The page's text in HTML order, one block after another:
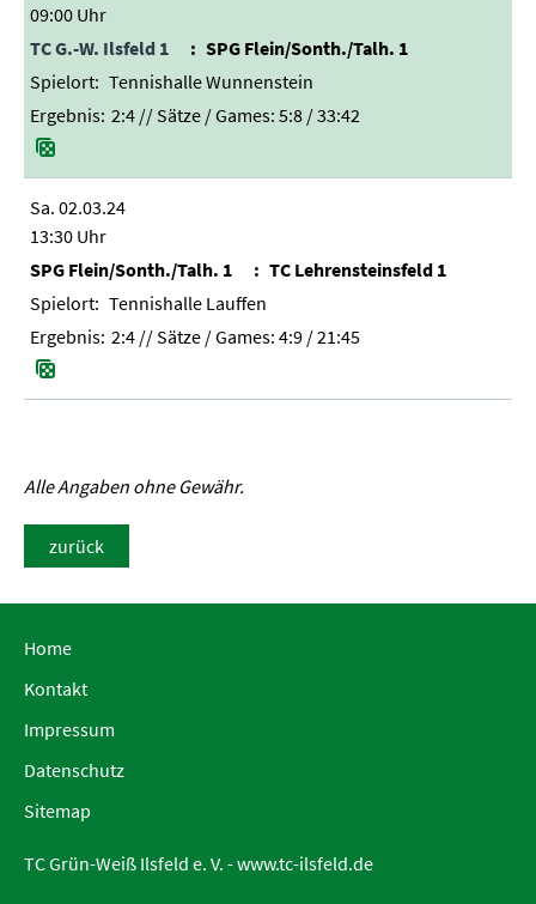
09:00 Uhr
TC G.-W. Ilsfeld 1
SPG Flein/Sonth./Talh. 1
Tennishalle Wunnenstein
2:4 // Sätze / Games: 5:8 / 33:42
Sa. 02.03.24
13:30 Uhr
SPG Flein/Sonth./Talh. 1
TC Lehrensteinsfeld 1
Tennishalle Lauffen
2:4 // Sätze / Games: 4:9 / 21:45
Alle Angaben ohne Gewähr.
zurück
Home
Kontakt
Impressum
Datenschutz
Sitemap
TC Grün-Weiß Ilsfeld e. V. -www.tc-ilsfeld.de